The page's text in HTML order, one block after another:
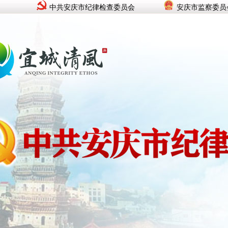
中共安庆市纪律检查委员会 安庆市监察委